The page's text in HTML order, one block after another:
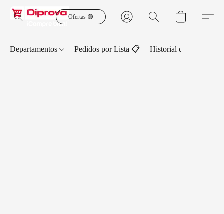
Ofertas 🟡
Departamentos Pedidos por Lista 📋 Historial de Pedidos